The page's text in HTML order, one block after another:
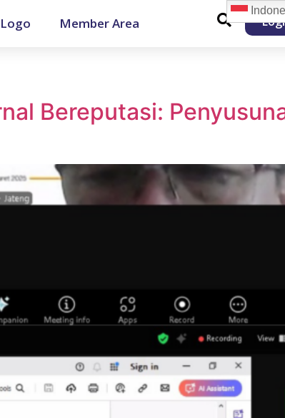
Member Area
Bereputasi: